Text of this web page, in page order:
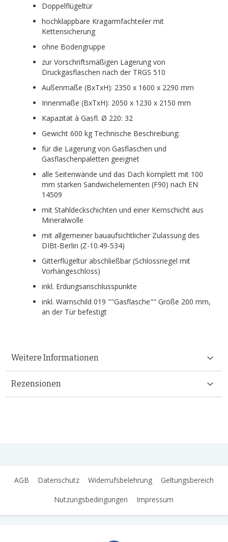
Doppelflügeltür
hochklappbare Kragarmfachteiler mit
Kettensicherung
ohne Bodengruppe
zur Vorschriftsmäßigen Lagerung von
Druckgasflaschen nach der TRGS 510
Außenmaße (BxTxH): 2350 x 1600 x 2290 mm
Innenmaße (BxTxH): 2050 x 1230 x 2150 mm
Kapazität à Gasfl. Ø 220: 32
Gewicht 600 kg Technische Beschreibung:
für die Lagerung von Gasflaschen und
Gasflaschenpaletten geeignet
alle Seitenwände und das Dach komplett mit 100
mm starken Sandwichelementen (F90) nach EN
14509
mit Stahldeckschichten und einer Kernschicht aus
Mineralwolle
mit allgemeiner bauaufsichtlicher Zulassung des
DIBt-Berlin (Z-10.49-534)
Gitterflügeltür abschließbar (Schlossriegel mit
Vorhängeschloss)
inkl. Erdungsanschlusspunkte
inkl. Warnschild 019 ""Gasflasche"" Größe 200 mm,
an der Tür befestigt
Weitere Informationen
Rezensionen
AGB Datenschutz Widerrufsbelehrung
Geltungsbereich
Nutzungsbedingungen
Impressum